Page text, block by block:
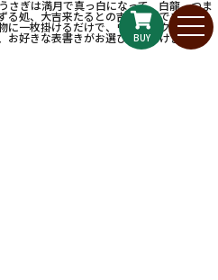
BUY
さぎは満月で真っ白になって、白龍、つま
る処、大吉来たるとの吉兆絵柄です。
に一枚掛けるだけで、ワンランクアップの
好きな表書きがお選びいただけます。